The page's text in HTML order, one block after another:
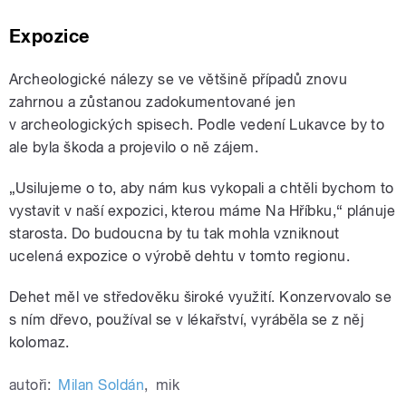
Expozice
Archeologické nálezy se ve většině případů znovu
zahrnou a zůstanou zadokumentované jen
v archeologických spisech. Podle vedení Lukavce by to
ale byla škoda a projevilo o ně zájem.
„Usilujeme o to, aby nám kus vykopali a chtěli bychom to
vystavit v naší expozici, kterou máme Na Hříbku,“ plánuje
starosta. Do budoucna by tu tak mohla vzniknout
ucelená expozice o výrobě dehtu v tomto regionu.
Dehet měl ve středověku široké využití. Konzervovalo se
s ním dřevo, používal se v lékařství, vyráběla se z něj
kolomaz.
autoři: Milan Soldán, mik